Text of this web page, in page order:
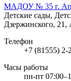
МАДОУ № 35 г.
Детские сады,
Дзержинского, 21,
Телефон
+7 (81555) 2-
Часы работы
пн-пт